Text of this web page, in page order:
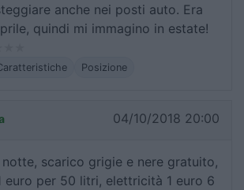
anche nei posti auto. Era
quindi mi immagino in estate!
Posizione
04/10/2018 20:00
notte, scarico grigie e nere gratuito,
euro per 50 litri, elettricità 1 euro 6